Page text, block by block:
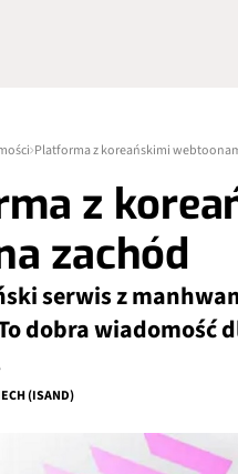
Platforma z koreańskimi
z
zachód
serwis z
dobra wiadomość
(ISAND)